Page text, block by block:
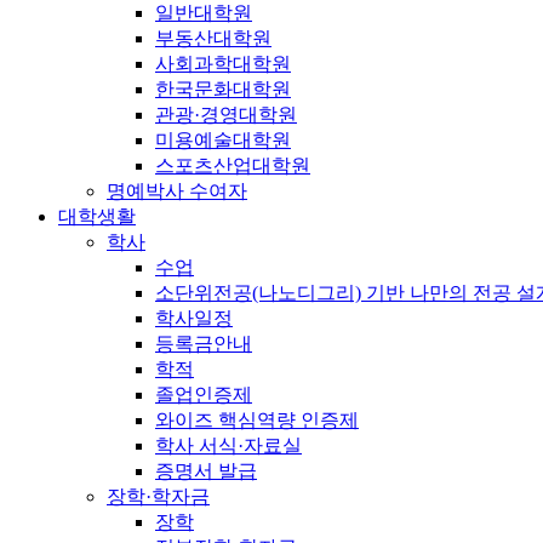
일반대학원
부동산대학원
사회과학대학원
한국문화대학원
관광·경영대학원
미용예술대학원
스포츠산업대학원
명예박사 수여자
대학생활
학사
수업
소단위전공(나노디그리) 기반 나만의 전공 설
학사일정
등록금안내
학적
졸업인증제
와이즈 핵심역량 인증제
학사 서식·자료실
증명서 발급
장학·학자금
장학